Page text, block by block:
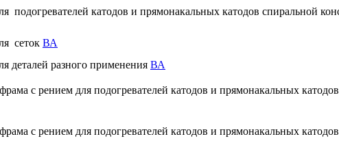
подогревателей катодов и прямонакальных катодов спиральной
сеток ВА
деталей разного применения ВА
с рением для подогревателей катодов и прямонакальных
с рением для подогревателей катодов и прямонакальных